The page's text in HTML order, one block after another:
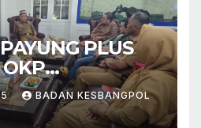
PLUS
KOTA METRO
METRO
BADAN KESBANGPOL